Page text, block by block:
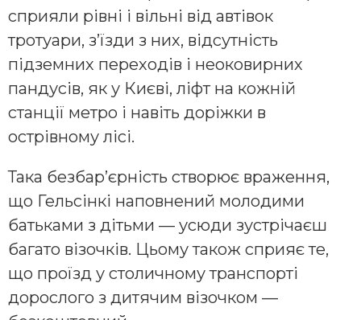
сприяли рівні і вільні від автівок
тротуари, з’їзди з них, відсутність
підземних переходів і неоковирних
пандусів, як у Києві, ліфт на кожній
станції метро і навіть доріжки в
острівному лісі.
Така безбар’єрність створює враження,
що Гельсінкі наповнений молодими
батьками з дітьми — усюди зустрічаєш
багато візочків. Цьому також сприяє те,
що проїзд у столичному транспорті
дорослого з дитячим візочком —